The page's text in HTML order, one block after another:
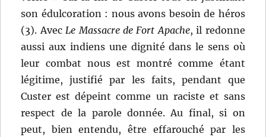
son édulcoration : nous avons besoin de héros
(3). AvecLe Massacre de Fort Apache, il redonne
aussi aux indiens une dignité dans le sens où
leur combat nous est montré comme étant
légitime, justifié par les faits, pendant que
Custer est dépeint comme un raciste et sans
respect de la parole donnée. Au final, si on
peut, bien entendu, être effarouché par les